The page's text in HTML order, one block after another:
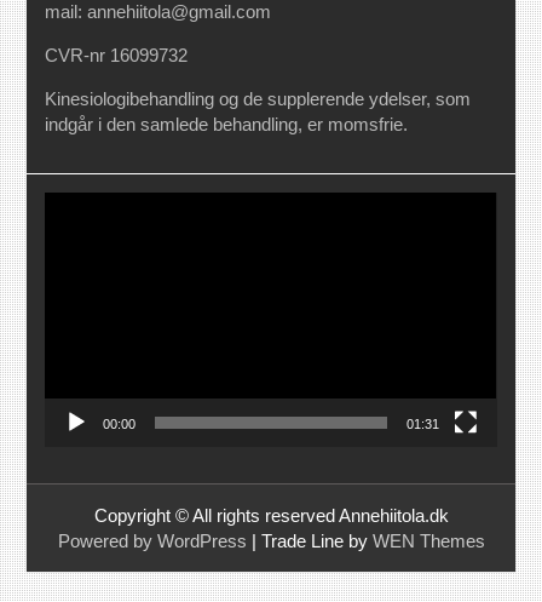
mail: annehiitola@gmail.com
CVR-nr 16099732
Kinesiologibehandling og de supplerende ydelser, som
indgår i den samlede behandling, er momsfrie.
00:00 01:31
Copyright © All rights reserved Annehiitola.dk
Powered by WordPress | Trade Line by WEN Themes